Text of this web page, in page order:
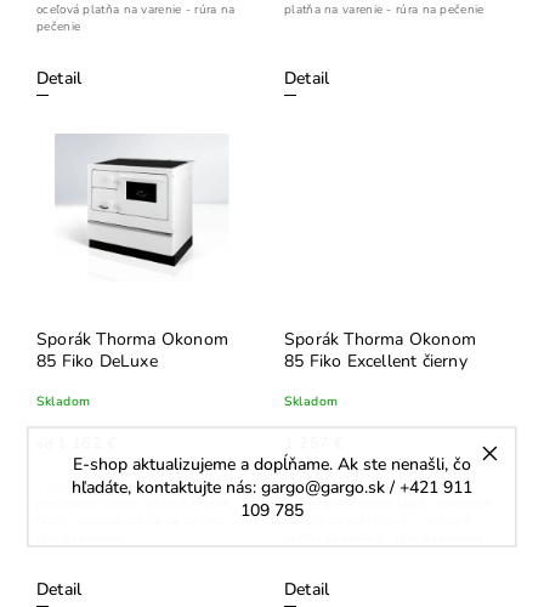
E-shop aktualizujeme a dopĺňame. Ak ste nenašli, čo
hľadáte, kontaktujte nás: gargo@gargo.sk / +421 911
109 785
Detail
oceľová platňa na varenie - rúra na
pečenie
Detail
platňa na varenie - rúra na pečenie
Sporák Thorma Okonom
85 Fiko DeLuxe
Skladom
Detail
- slovenská výroba - oceľové
Sporák Thorma Okonom
85 Fiko Excellent čierny
Skladom
Detail
- slovenská výroba - oceľové
prevedenie - čierna farba - sklenené
dvierka na prikladanie - oceľová